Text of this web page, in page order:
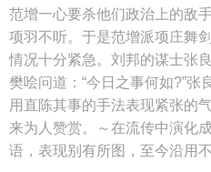
范增一心要杀他们政治上的敌
项羽不听。于是范增派项庄舞
情况十分紧急。刘邦的谋士张
樊哙问道：“今日之事何如?”张
用直陈其事的手法表现紧张的
来为人赞赏。～在流传中演化
语，表现别有所图，至今沿用不